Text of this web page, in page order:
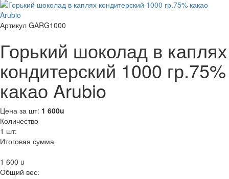
Артикул GARG1000
Горький шоколад в каплях
кондитерский 1000 гр.75%
какао Arubio
Цена за шт: 1 600u
Количество
1 шт:
Итоговая сумма
1 600 u
Общий вес: